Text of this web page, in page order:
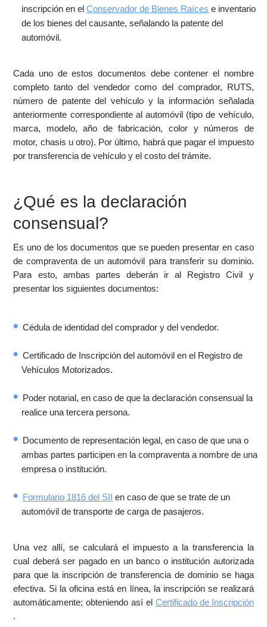
inscripción en elConservador de Bienes Raíces e inventario
de los bienes del causante, señalando la patente del
automóvil.
Cada uno de estos documentos debe contener el nombre
completo tanto del vendedor como del comprador, RUTS,
número de patente del vehículo y la información señalada
anteriormente correspondiente al automóvil (tipo de vehículo,
marca, modelo, año de fabricación, color y números de
motor, chasis u otro). Por último, habrá que pagar el impuesto
por transferencia de vehículo y el costo del trámite.
¿Qué es la declaración
consensual?
Es uno de los documentos que se pueden presentar en caso
de compraventa de un automóvil para transferir su dominio.
Para esto, ambas partes deberán ir al Registro Civil y
presentar los siguientes documentos:
Cédula de identidad del comprador y del vendedor.
Certificado de Inscripción del automóvil en el Registro de
Vehículos Motorizados.
Poder notarial, en caso de que la declaración consensual la
realice una tercera persona.
Documento de representación legal, en caso de que una o
ambas partes participen en la compraventa a nombre de una
empresa o institución.
Formulario 1816 del SII en caso de que se trate de un
automóvil de transporte de carga de pasajeros.
Una vez allí, se calculará el impuesto a la transferencia la
cual deberá ser pagado en un banco o institución autorizada
para que la inscripción de transferencia de dominio se haga
efectiva. Si la oficina está en línea, la inscripción se realizará
automáticamente; obteniendo así el Certificado de Inscripción
.